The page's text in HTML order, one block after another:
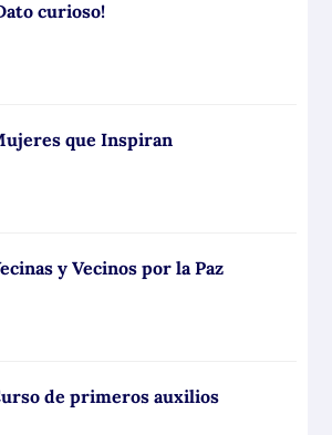
curioso!
que Inspiran
y Vecinos por la Paz
de primeros auxilios